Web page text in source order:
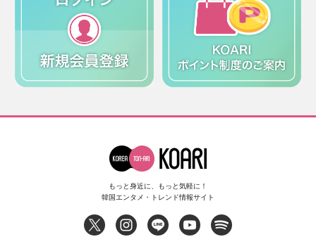
もっと身近に、もっと気軽に！
韓国エンタメ・トレンド情報サイト